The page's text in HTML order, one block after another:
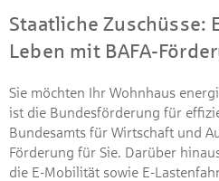
Staatliche Zuschüsse:
Leben mit BAFA-
Sie möchten Ihr Wohnhaus
ist die Bundesförderung für
Bundesamts für Wirtschaft und
Förderung für Sie. Darüber
die E-Mobilität sowie E-
Machen Sie mit bei
Dezember 2021 verlosen
von je 30
Beantworten Sie
Welches Jubiläum
Göppingen in